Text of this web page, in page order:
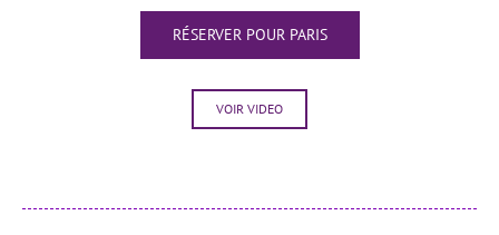
RÉSERVER POUR PARIS
VOIR VIDEO